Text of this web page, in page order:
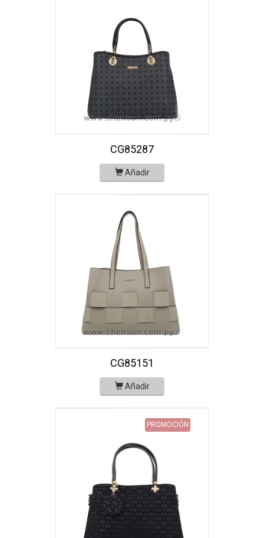
CG85287
Añadir
CG85151
Añadir
PROMOCIÓN